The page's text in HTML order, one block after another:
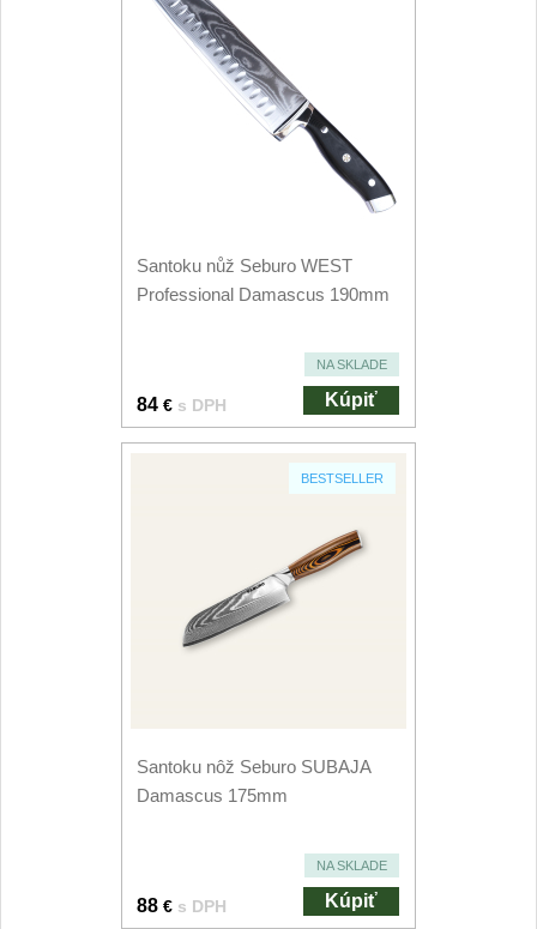
Brusné kameny 3
Nože Seburo SARADA 93
Nože Seburo HOGANI
Nože Tojiro
Santoku nůž Seburo WEST
Professional Damascus 190mm
NA SKLADE
84 € s DPH Kúpiť
BESTSELLER
Santoku nôž Seburo SUBAJA
Damascus 175mm
NA SKLADE
88 € s DPH Kúpiť